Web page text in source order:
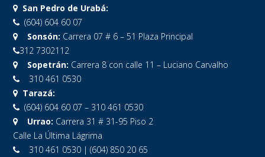
San Pedro de Urabá:
(604) 604 60 07
Sonsón: Carrera 07 # 6 – 51 Plaza Principal
312 7302112
Sopetrán: Carrera 8 con calle 11 – Luciano Carvalho
310 461 0530
Tarazá:
(604) 604 60 07 – 310 461 0530
Urrao: Carrera 31 # 31-95 Piso 2
Calle La Última Lágrima
310 461 0530 | (604) 850 20 65